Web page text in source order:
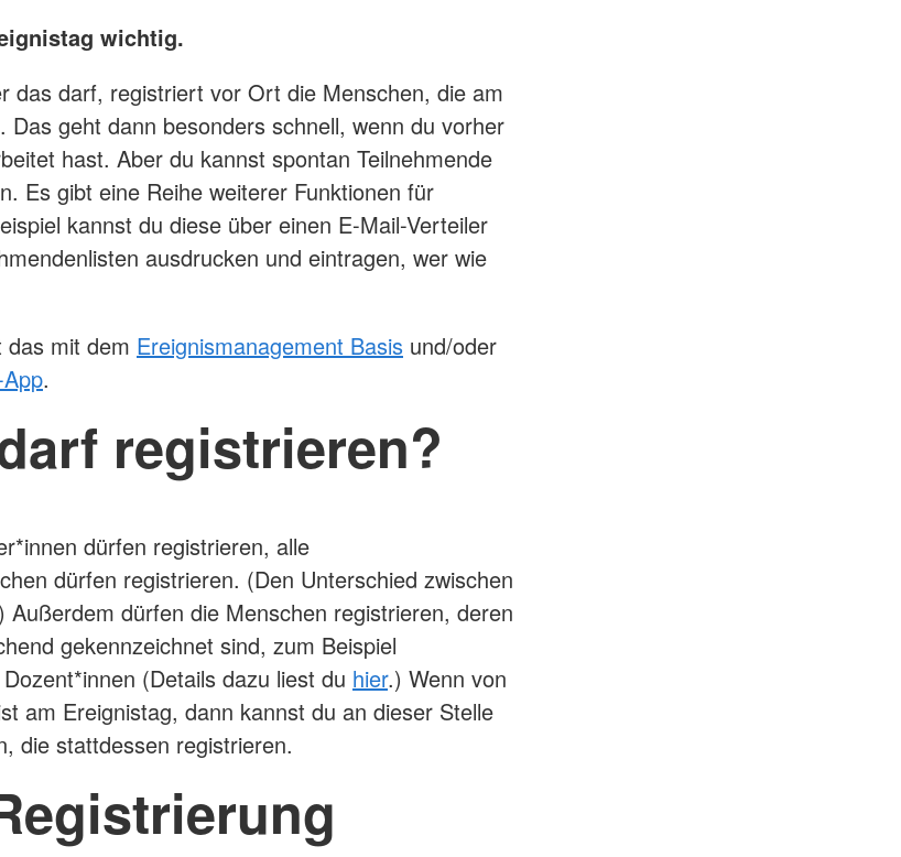
wichtig.
das darf, registriert vor Ort die Menschen, die am
Das geht dann besonders schnell, wenn du vorher
hast. Aber du kannst spontan Teilnehmende
Es gibt eine Reihe weiterer Funktionen für
kannst du diese über einen E-Mail-Verteiler
ausdrucken und eintragen, wer wie
das mit dem Ereignismanagement Basis und/oder
App.
registrieren?
dürfen registrieren, alle
dürfen registrieren. (Den Unterschied zwischen
Außerdem dürfen die Menschen registrieren, deren
gekennzeichnet sind, zum Beispiel
(Details dazu liest du hier.) Wenn von
am Ereignistag, dann kannst du an dieser Stelle
die stattdessen registrieren.